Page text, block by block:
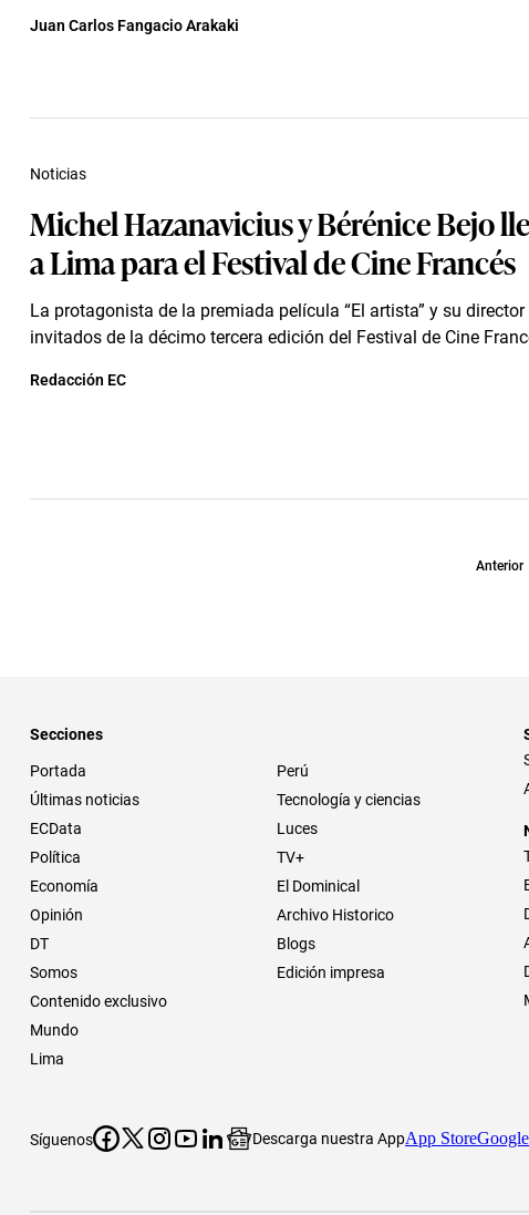
Juan Carlos Fangacio Arakaki
Michel Hazanavicius y Bérénice Bejo
a Lima para el Festival de Cine Francés
La protagonista de la premiada película “El artista” y su
invitados de la décimo tercera edición del Festival de Cine
Noticias
Redacción EC
Anterior
Secciones
Portada
Últimas noticias
ECData
Política
Economía
Opinión
DT
Somos
Contenido exclusivo
Mundo
Lima
Perú
Tecnología y ciencias
Luces
TV+
El Dominical
Archivo Historico
Blogs
Edición impresa
Síguenos Descarga nuestra AppApp Store